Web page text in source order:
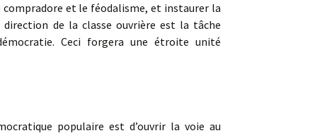
et le féodalisme, et instaurer la
de la classe ouvrière est la tâche
Ceci forgera une étroite unité
populaire est d’ouvrir la voie au